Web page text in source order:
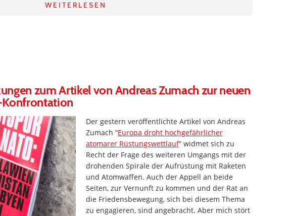
WEITERLESEN
zum Artikel von Andreas Zumach zur neuen
Der gestern veröffentlichte Artikel von Andreas
Zumach “Europa droht hochgefährlicher
atomarer Rüstungswettlauf” widmet sich zu
Recht der Frage des weiteren Umgangs mit der
drohenden Spirale der Aufrüstung mit Raketen
und Atomwaffen. Auch der Appell an beide
Seiten, zur Vernunft zu kommen und der Rat an
die Friedensbewegung, sich bei diesem Thema
zu engagieren, sind angebracht. Aber mich stört